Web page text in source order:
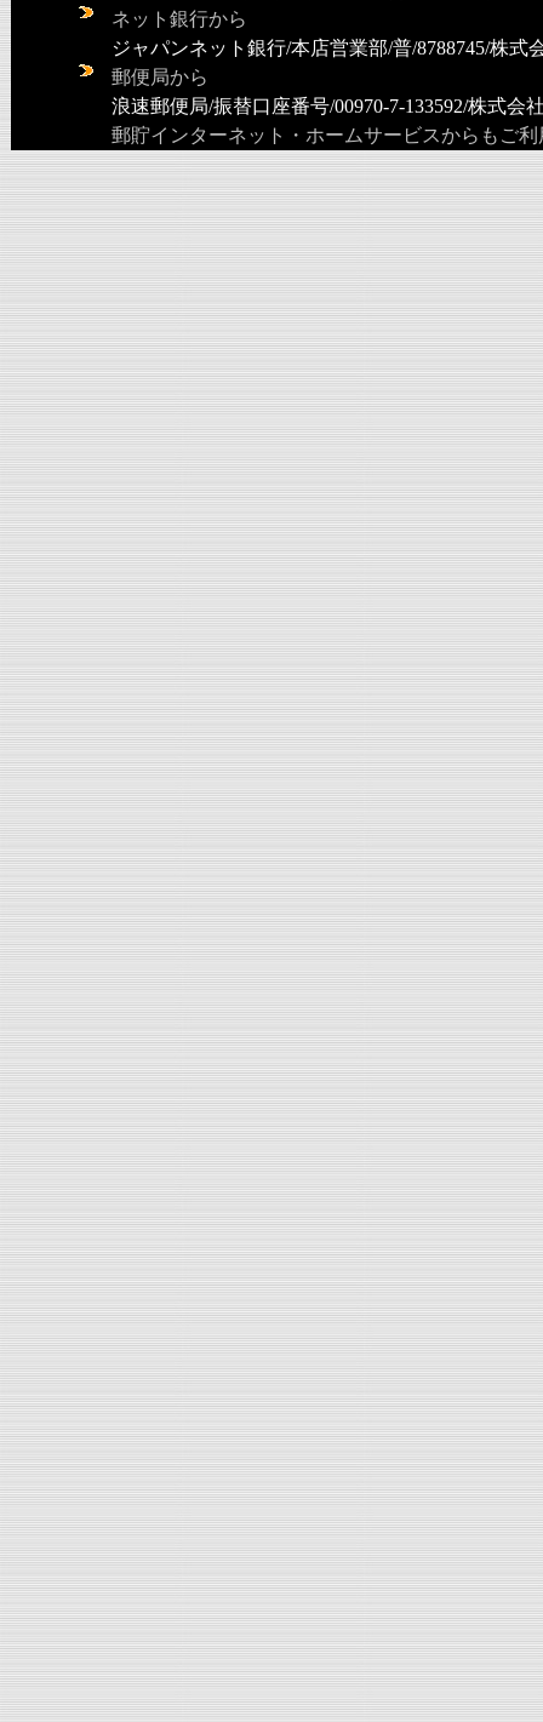
ネット銀行から
ジャパンネット銀行/本店営業部/普/8788745/
郵便局から
浪速郵便局/振替口座番号/00970-7-133592/株
郵貯インターネット・ホームサービスからもご